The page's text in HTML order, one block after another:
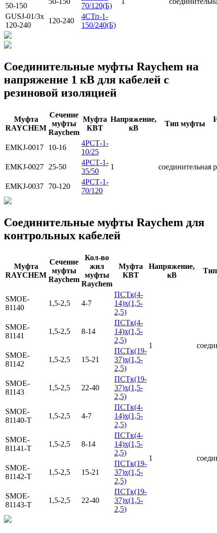
50-150
70/120(Б)
GUSJ-01/3x
120-240
120-240
4СТп-1-
150/240(Б)
Соединительные муфты Raychem на
напряжение 1 кВ для кабелей с
резиновой изоляцией
Муфта
RAYCHEM
Сечение
муфты
Raychem
Муфта
КВТ
Напряжение,
кВ
Тип муфты
EMKJ-0017 10-16
4РСТ-1-
10/25
1
соединительная
EMKJ-0027 25-50
4РСТ-1-
35/50
EMKJ-0037
70-120
4РСТ-1-
70/120
Соединительные муфты Raychem для
контрольных кабелей
Муфта
RAYCHEM
Сечение
муфты
Raychem
Кол-во
жил
муфты
Raychem
Муфта
КВТ
Напряжение,
кВ
SMOE-
81140
1,5-2,5 4-7
ПСТк(4-
14)х(1,5-
2,5)
1
SMOE-
81141
1,5-2,5 8-14
ПСТк(4-
14)х(1,5-
2,5)
SMOE-
81142
1,5-2,5 15-21
ПСТк(19-
37)х(1,5-
2,5)
SMOE-
81143
1,5-2,5 22-40
ПСТк(19-
37)х(1,5-
2,5)
SMOE-
81140-Т
1,5-2,5 4-7
ПСТк(4-
14)х(1,5-
2,5)
1
SMOE-
81141-Т
1,5-2,5 8-14
ПСТк(4-
14)х(1,5-
2,5)
SMOE-
81142-Т
1,5-2,5 15-21
ПСТк(19-
37)х(1,5-
2,5)
SMOE-
81143-Т
1,5-2,5 22-40
ПСТк(19-
37)х(1,5-
2,5)